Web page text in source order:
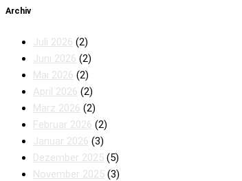
Archiv
Juli 2026 (2)
Juni 2026 (2)
Mai 2026 (2)
April 2026 (2)
März 2026 (2)
Februar 2026 (2)
Januar 2026 (3)
Dezember 2025 (5)
November 2025 (3)